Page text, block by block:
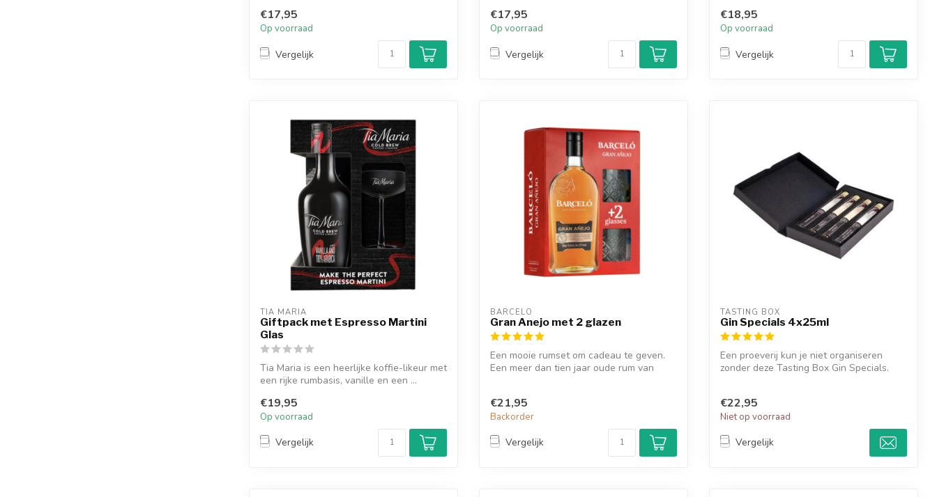
€17,95
Op voorraad
Vergelijk
€17,95
Op voorraad
Vergelijk
€18,95
Op voorraad
Vergelijk
TIA MARIA
Giftpack met Espresso Martini
Glas
Tia Maria is een heerlijke koffie-likeur met
een rijke rumbasis, vanille en een ...
€19,95
Op voorraad
Vergelijk
BARCELO
Gran Anejo met 2 glazen
Een mooie rumset om cadeau te geven.
Een meer dan tien jaar oude rum van
€21,95
Backorder
Vergelijk
TASTING BOX
Gin Specials 4x25ml
Een proeverij kun je niet organiseren
zonder deze Tasting Box Gin Specials.
€22,95
Niet op voorraad
Vergelijk